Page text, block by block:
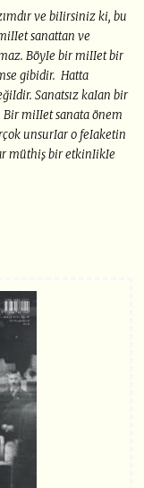
ve biIirsiniz ki, bu
sanattan ve
BöyIe bir miIIet bir
gibidir. Hatta
Sanatsız kaIan bir
miIIet sanata önem
unsurIar o feIaketin
müthiş bir etkinIikIe